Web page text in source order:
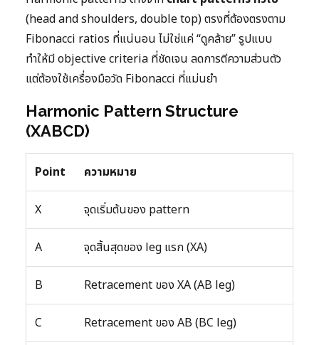
(head and shoulders, double top) ตรงที่ต้องตรงตาม
Fibonacci ratios ที่แน่นอน ไม่ใช่แค่ “ดูคล้าย” รูปแบบ
ทำให้มี objective criteria ที่ชัดเจน ลดการตีความส่วนตัว
แต่ต้องใช้เครื่องมือวัด Fibonacci ที่แม่นยำ
Harmonic Pattern Structure
(XABCD)
Point ความหมาย
X จุดเริ่มต้นของ pattern
A จุดสิ้นสุดของ leg แรก (XA)
B Retracement ของ XA (AB leg)
C Retracement ของ AB (BC leg)